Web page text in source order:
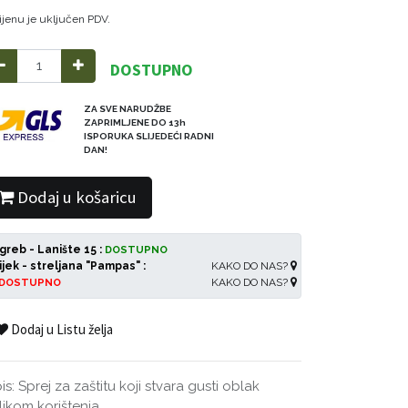
je uključen PDV.
DOSTUPNO
ZA SVE NARUDŽBE
ZAPRIMLJENE DO 13h
ISPORUKA SLIJEDEĆI RADNI
DAN!
Dodaj u košaricu
- Lanište 15 : DOSTUPNO
KAKO DO NAS?
- streljana "Pampas" :
KAKO DO NAS?
Dodaj u Listu želja
Sprej za zaštitu koji stvara gusti oblak